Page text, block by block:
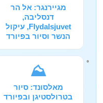
מגיירנגר: אל הר
דנסליבה,
Flydalsjuvet, עיקול
הנשר וסיור בפיורד
⛰️
מאלסונד: סיור
בטרולסטיגן ובפיורד